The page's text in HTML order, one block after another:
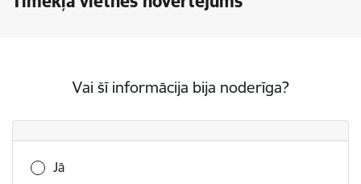
Vai šī informācija bija noderīga?
Vai šī informācija bija noderīga?
Jā